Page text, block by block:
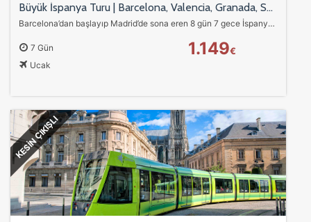
Büyük İspanya Turu | Barcelona, Valencia, Granada, Sevilla, Madrid 8 Gün 7 Gece
Barcelona’dan başlayıp Madrid’de sona eren 8 gün 7 gece İspanya turu! Girona, Figueras & Dali Müzesi, Alhambra Sarayı, Sevilla, Toledo ve daha fazlası. THY uçuşu,…
7 Gün
Ucak
1.149€
KESİN ÇIKIŞLI